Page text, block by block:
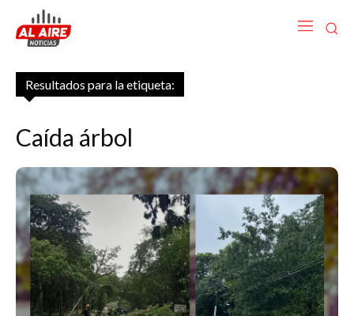
Resultados para la etiqueta:
Caída árbol